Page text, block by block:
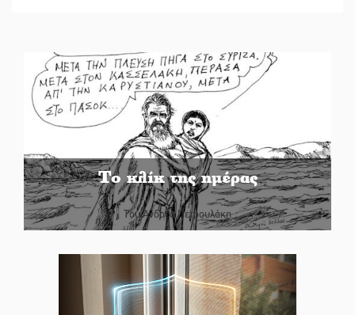
Το κλίκ της ημέρας
Του Ανδρέα Πετρουλάκη